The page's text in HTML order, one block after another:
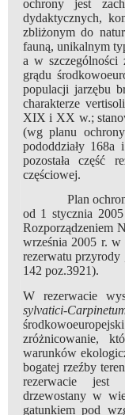
ochrony jest
dydaktycznych,
zbliżonym do
fauną, unikalnym
a w szczególności
grądu
populacji jarzębu
charakterze
XIX i XX w.;
(wg planu
pododdziały 168a
pozostała część
częściowej.
Plan ochrony
od 1 stycznia
Rozporządzeniem
września 2005 r.
rezerwatu
142 poz.3921).
W rezerwacie
sylvatici-
zróżnicowanie,
warunków
bogatej rzeźby
rezerwacie jest
drzewostany w
gatunkiem pod